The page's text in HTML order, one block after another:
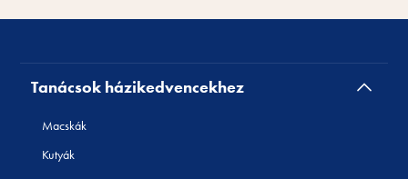
Tanácsok házikedvencekhez
Macskák
Kutyák